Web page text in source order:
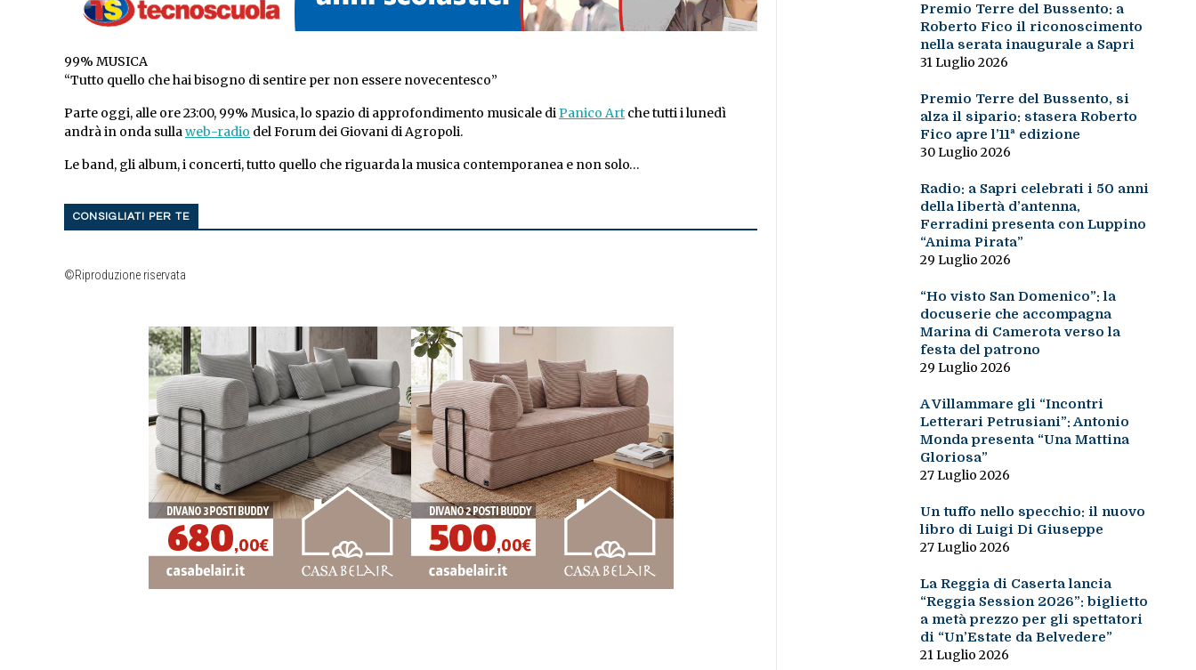
99% MUSICA
“Tutto quello che hai bisogno di sentire per non essere novecentesco”
Parte oggi, alle ore 23:00, 99% Musica, lo spazio di approfondimento musicale diPanico Art che tutti i lunedì
andrà in onda sullaweb-radio del Forum dei Giovani di Agropoli.
Le band, gli album, i concerti, tutto quello che riguarda la musica contemporanea e non solo…
CONSIGLIATI PER TE
©Riproduzione riservata
Premio Terre del Bussento: a
Roberto Fico il riconoscimento
nella serata inaugurale a Sapri
31 Luglio 2026
Premio Terre del Bussento, si
alza il sipario: stasera Roberto
Fico apre l’11ª edizione
30 Luglio 2026
Radio: a Sapri celebrati i 50 anni
della libertà d’antenna,
Ferradini presenta con Luppino
“Anima Pirata”
29 Luglio 2026
“Ho visto San Domenico”: la
docuserie che accompagna
Marina di Camerota verso la
festa del patrono
29 Luglio 2026
A Villammare gli “Incontri
Letterari Petrusiani”: Antonio
Monda presenta “Una Mattina
Gloriosa”
27 Luglio 2026
Un tuffo nello specchio: il nuovo
libro di Luigi Di Giuseppe
27 Luglio 2026
La Reggia di Caserta lancia
“Reggia Session 2026”: biglietto
a metà prezzo per gli spettatori
di “Un’Estate da Belvedere”
21 Luglio 2026